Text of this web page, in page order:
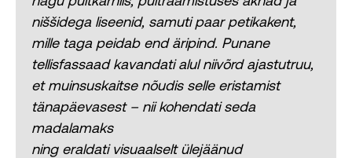
niššidega liseenid, samuti paar petikakent,
mille taga peidab end äripind. Punane
tellisfassaad kavandati alul niivõrd ajastutruu,
et muinsuskaitse nõudis selle eristamist
tänapäevasest – nii kohendati seda
madalamaks
ning eraldati visuaalselt ülejäänud